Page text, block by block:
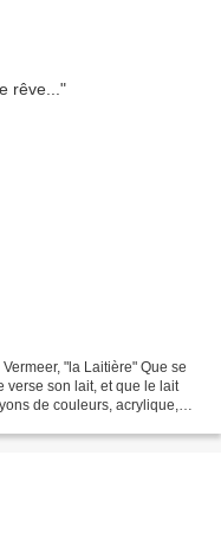
"la Laitière" Que se
verse son lait, et que le lait
de couleurs, acrylique,